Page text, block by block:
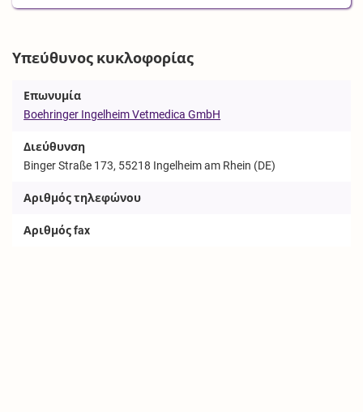
Υπεύθυνος κυκλοφορίας
Επωνυμία
Boehringer Ingelheim Vetmedica GmbH
Διεύθυνση
Binger Straße 173, 55218 Ingelheim am Rhein (DE)
Αριθμός τηλεφώνου
Αριθμός fax